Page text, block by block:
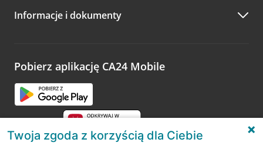
Zachęcamy do podzielenia się z nami opinią o wizycie.
opinie.
Informacje i dokumenty
Pobierz aplikację CA24 Mobile
Twoja zgoda z korzyścią dla Ciebie